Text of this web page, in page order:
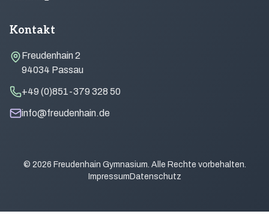
Kontakt
Freudenhain 2
94034 Passau
+49 (0)851-379 328 50
info@freudenhain.de
© 2026 Freudenhain Gymnasium. Alle Rechte vorbehalten.
Impressum Datenschutz